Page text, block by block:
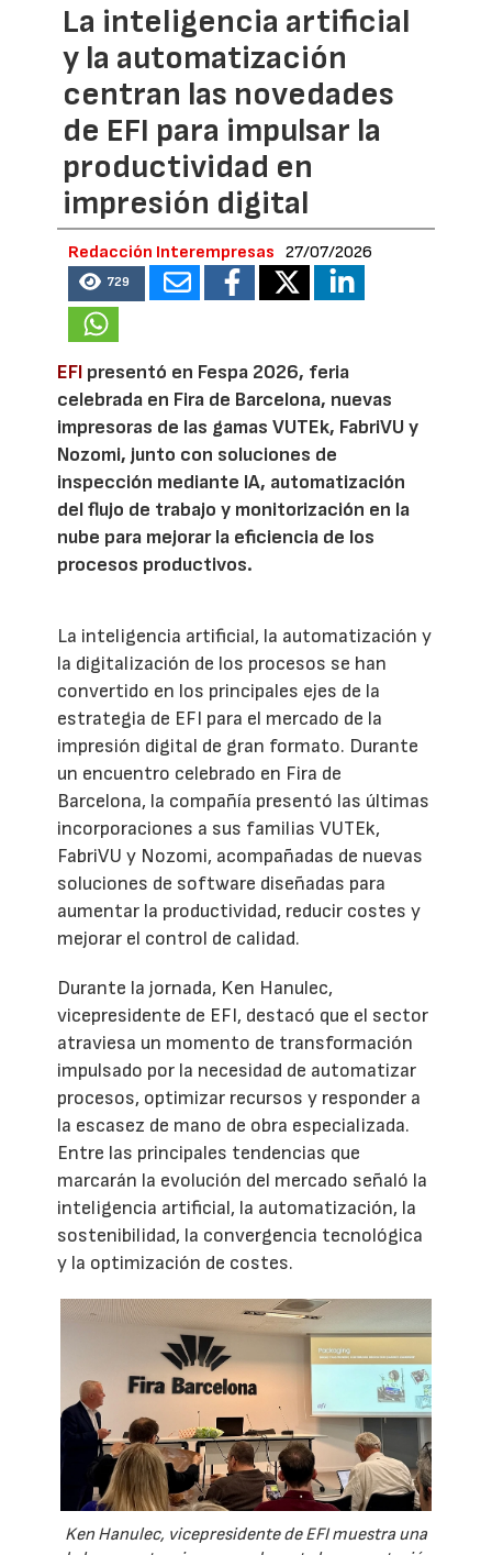
La inteligencia artificial
y la automatización
centran las novedades
de EFI para impulsar la
productividad en
impresión digital
Redacción Interempresas 27/07/2026
729
EFI presentó en Fespa 2026, feria
celebrada en Fira de Barcelona, nuevas
impresoras de las gamas VUTEk, FabriVU y
Nozomi, junto con soluciones de
inspección mediante IA, automatización
del flujo de trabajo y monitorización en la
nube para mejorar la eficiencia de los
procesos productivos.
La inteligencia artificial, la automatización y
la digitalización de los procesos se han
convertido en los principales ejes de la
estrategia de EFI para el mercado de la
impresión digital de gran formato. Durante
un encuentro celebrado en Fira de
Barcelona, la compañía presentó las últimas
incorporaciones a sus familias VUTEk,
FabriVU y Nozomi, acompañadas de nuevas
soluciones de software diseñadas para
aumentar la productividad, reducir costes y
mejorar el control de calidad.
Durante la jornada, Ken Hanulec,
vicepresidente de EFI, destacó que el sector
atraviesa un momento de transformación
impulsado por la necesidad de automatizar
procesos, optimizar recursos y responder a
la escasez de mano de obra especializada.
Entre las principales tendencias que
marcarán la evolución del mercado señaló la
inteligencia artificial, la automatización, la
sostenibilidad, la convergencia tecnológica
y la optimización de costes.
Ken Hanulec, vicepresidente de EFI muestra una